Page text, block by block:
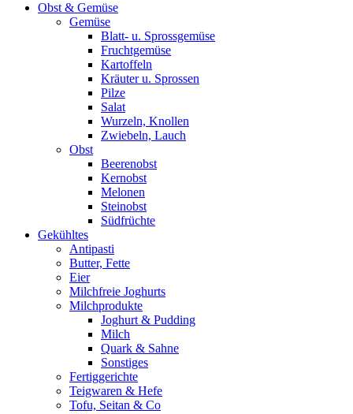
Obst & Gemüse
Gemüse
Blatt- u. Sprossgemüse
Fruchtgemüse
Kartoffeln
Kräuter u. Sprossen
Pilze
Salat
Wurzeln, Knollen
Zwiebeln, Lauch
Obst
Beerenobst
Kernobst
Melonen
Steinobst
Südfrüchte
Gekühltes
Antipasti
Butter, Fette
Eier
Milchfreie Joghurts
Milchprodukte
Joghurt & Pudding
Milch
Quark & Sahne
Sonstiges
Fertiggerichte
Teigwaren & Hefe
Tofu, Seitan & Co